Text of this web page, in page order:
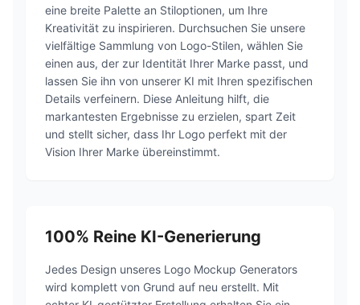
eine breite Palette an Stiloptionen, um Ihre
Kreativität zu inspirieren. Durchsuchen Sie unsere
vielfältige Sammlung von Logo-Stilen, wählen Sie
einen aus, der zur Identität Ihrer Marke passt, und
lassen Sie ihn von unserer KI mit Ihren spezifischen
Details verfeinern. Diese Anleitung hilft, die
markantesten Ergebnisse zu erzielen, spart Zeit
und stellt sicher, dass Ihr Logo perfekt mit der
Vision Ihrer Marke übereinstimmt.
100% Reine KI-Generierung
Jedes Design unseres Logo Mockup Generators
wird komplett von Grund auf neu erstellt. Mit